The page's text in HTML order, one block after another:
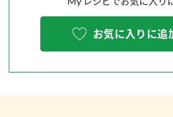
お気に入りに追